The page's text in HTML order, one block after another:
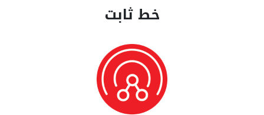
خط ثابت